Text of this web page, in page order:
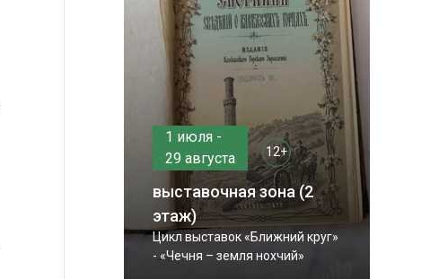
1 июля -
29 августа
12+
выставочная зона (2
этаж)
Цикл выставок «Ближний круг»
- «Чечня – земля нохчий»